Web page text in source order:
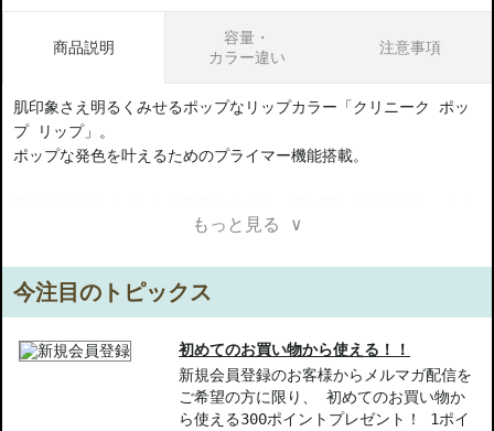
商品説明
容量・
カラー違い
注意事項
肌印象さえ明るくみせるポップなリップカラー「クリニーク ポッ
プ リップ」。
ポップな発色を叶えるためのプライマー機能搭載。
します。
て。
・シャイン：ヒアルロン酸Naなどの保湿成分配合で、潤しながら、
もっと見る ∨
今注目のトピックス
初めてのお買い物から使える！！
新規会員登録のお客様からメルマガ配信を
ご希望の方に限り、 初めてのお買い物か
ら使える300ポイントプレゼント！ 1ポイ